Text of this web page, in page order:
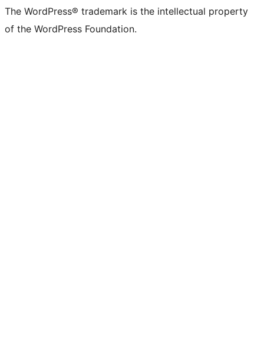
The WordPress® trademark is the intellectual property
of the WordPress Foundation.